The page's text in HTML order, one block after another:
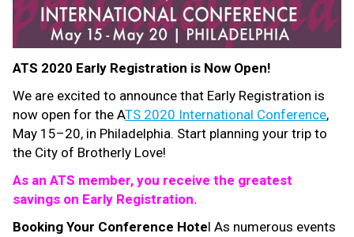
ATS 2020 Early Registration is Now Open!
We are excited to announce that Early Registration is
now open for the ATS 2020 International Conference,
May 15–20, in Philadelphia. Start planning your trip to
the City of Brotherly Love!
As an ATS member, you receive the greatest
savings on Early Registration.
Booking Your Conference Hotel As numerous events